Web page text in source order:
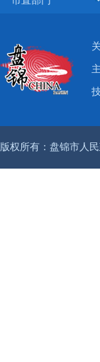
版权所有：盘锦市人